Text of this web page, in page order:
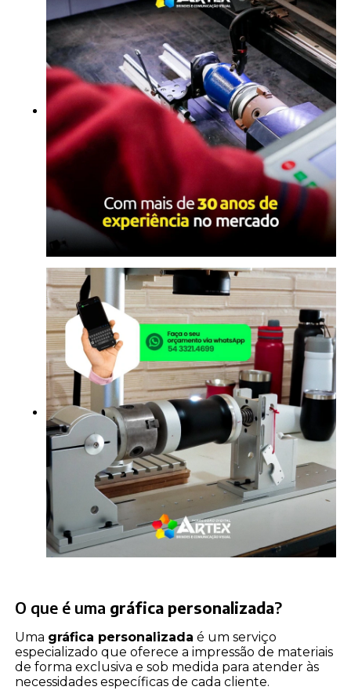
O que é uma gráfica personalizada?
Uma gráfica personalizada é um serviço
especializado que oferece a impressão de materiais
de forma exclusiva e sob medida para atender às
necessidades específicas de cada cliente.